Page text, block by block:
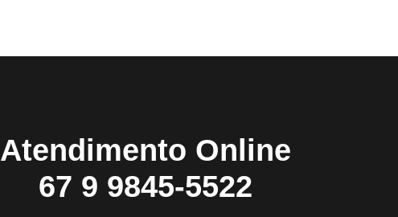
Atendimento Online
67 9 9845-5522